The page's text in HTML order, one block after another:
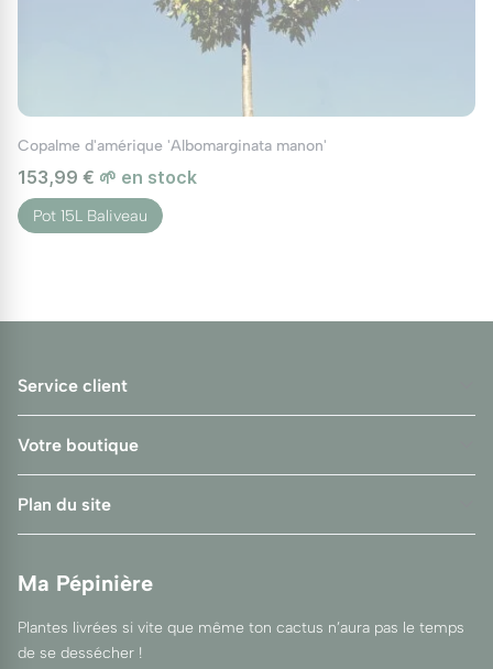
Copalme d'amérique 'Albomarginata manon'
153,99 € 🌱 en stock
Pot 15L Baliveau
Service client
Votre boutique
Plan du site
Ma Pépinière
Plantes livrées si vite que même ton cactus n’aura pas le temps
de se dessécher !